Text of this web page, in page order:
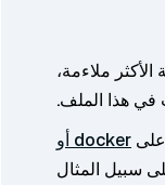
الأكثر ملاءمة،
في هذا الملف.
docker أو